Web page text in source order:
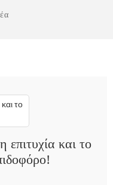
επιτυχία και το